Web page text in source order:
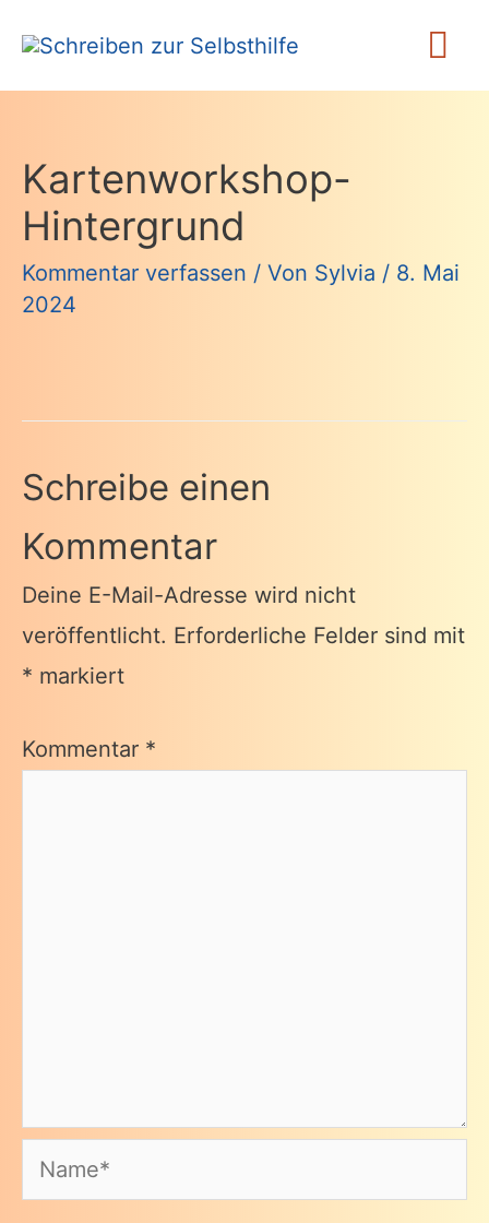
Inhalt
springen
Kartenworkshop-
Hintergrund
Kommentar verfassen / Von Sylvia / 8. Mai
2024
Schreibe einen
Kommentar
Deine E-Mail-Adresse wird nicht
veröffentlicht. Erforderliche Felder sind mit
* markiert
Kommentar *
Name*